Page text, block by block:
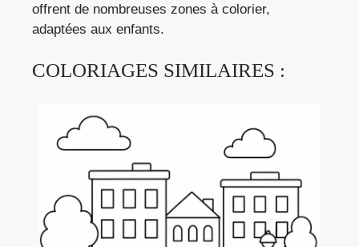
offrent de nombreuses zones à colorier,
adaptées aux enfants.
COLORIAGES SIMILAIRES :